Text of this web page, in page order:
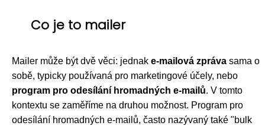
Co je to mailer
Mailer může být dvě věci: jednak e-mailová zpráva sama o
sobě, typicky používaná pro marketingové účely, nebo
program pro odesílání hromadných e-mailů. V tomto
kontextu se zaměříme na druhou možnost. Program pro
odesílání hromadných e-mailů, často nazývaný také "bulk